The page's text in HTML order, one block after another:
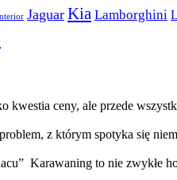
Jaguar Kia Lamborghini
kwestia ceny, ale przede
z którym spotyka się
Karawaning to nie zwykłe